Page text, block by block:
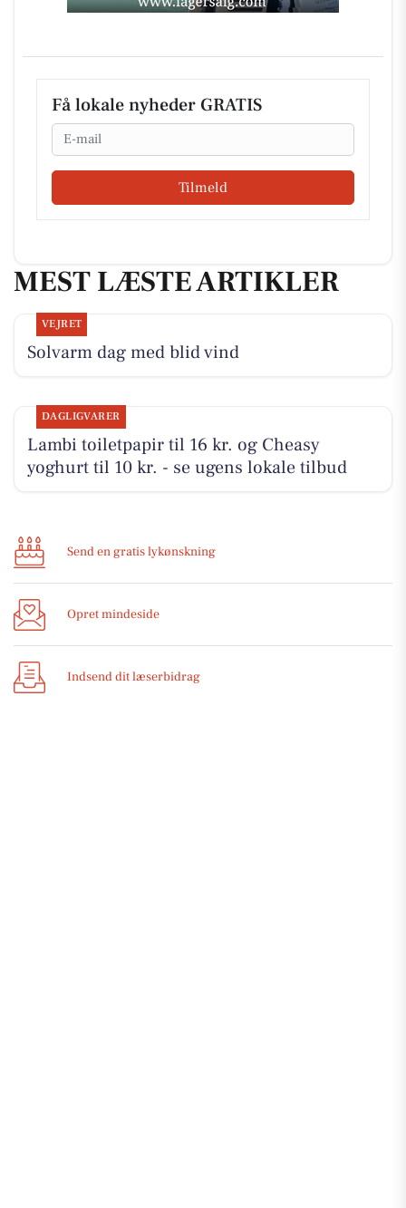
Få lokale nyheder GRATIS
Email
Tilmeld
MEST LÆSTE ARTIKLER
VEJRET
Solvarm dag med blid vind
DAGLIGVARER
Lambi toiletpapir til 16 kr. og Cheasy
yoghurt til 10 kr. - se ugens lokale tilbud
Send en gratis lykønskning
Opret mindeside
Indsend dit læserbidrag